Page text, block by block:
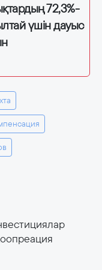
72,3%-
үшін дауыс